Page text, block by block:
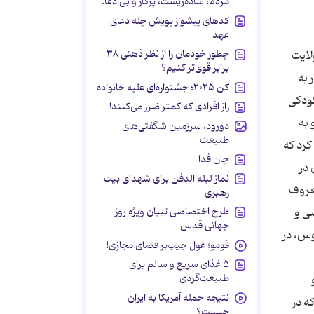
از هدایای مادی سلطانی چشم پوشید و افتخاری بر افتخارات پدر افزود. کاخ بلند فردوسی وقتی خبر مرگ فردوسی و رد هدایای او توسط دخترش به گوش سلطان محمود غزنوی رسید، دستور داد تا با آن هدایا کاروان سرا و آب انباری در بین راه نیشابور و مرو بنا کند. امروز پس از گذشت هزار سال که از مرگ فردوسی می گذرد نه از کاروان سرا اثری است و نه از «سلطان سرا»؛ نه از کاخ نشانی است و نه از کاخ نشین؛ اما کاخی که فردوسی بنا کرد نه تنها با گذشت روزگاران ویران نگردید بلکه بر آبادی و استحکام آن افزوده گشت. صلاح کار کجا و من خراب کجا ببین تفاوت ره از کجاست تا به کجا فردوسی خود در شاهنامه آورده است: بناهای آباد گردد خراب ز باران و از تابش آفتاب
کدهای پیشواز پویش چله دعای
عهد
چطور خودمان را از نظر ذهنی ۳۸
برابر قوی‌تر کنیم؟
کن ۲۰۲۵؛ جشنواره‌ای علیه خانواده
راز افرادی که کمتر ضرر می‌کنند!
دورود، سرزمین شگفتی‌های
طبیعت
جان فدا
نماز لیله الدفن برای شهدای بیت
رهبری
طرح اختصاصی تبیان ویژه روز
جهانی قدس
فومو؛ غول جیب‌بر فضای مجازی!
۵ غذای سریع و سالم برای
طبیعت‌گردی
نتیجه حمله آمریکا به ایران